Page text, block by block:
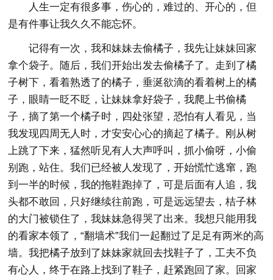
人生一定有很多事，伤心的，难过的、开心的，但
是有件事让我久久不能忘怀。
记得有一次，我和妹妹去偷橘子，我先让妹妹回家
拿个袋子。随后，我们开始出发去偷橘子了。走到了橘
子树下，看着熟透了的橘子，垂涎欲滴的看着树上的橘
子，眼睛一眨不眨，让妹妹拿好袋子，我爬上书偷橘
子，摘了第一个橘子时，四处张望，恐怕有人看见，当
我发现四周无人时，才安安心心的摘起了橘子。刚从树
上跳了下来，猛然听见有人大声呼叫，抓小偷呀，小偷
别跑，站住。我们已经被人发现了，开始慌忙逃窜，跑
到一半的时候，我的拖鞋跑掉了，可是后面有人追，我
头都不敢回，只好继续往前跑，可是远远望去，桔子林
的大门被锁住了，我妹妹急得哭了出来。我想只能用我
的看家本领了，“翻墙术”我们一起翻过了足足有两米的高
墙。我把橘子放到了妹妹家就回去找鞋子了，工夫不负
有心人，终于在路上找到了鞋子，赶紧跑回了家。回家